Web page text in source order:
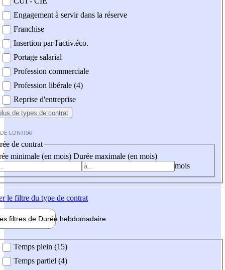
Engagement à servir dans la réserve
Franchise
Insertion par l'activ.éco.
Portage salarial
Profession commerciale
Profession libérale (4)
Reprise d'entreprise
de types de contrat
CONTRAT
de contrat
minimale (en mois) Durée maximale (en mois)
mois
le filtre du type de contrat
filtres de Durée hebdomadaire
Temps plein (15)
Temps partiel (4)